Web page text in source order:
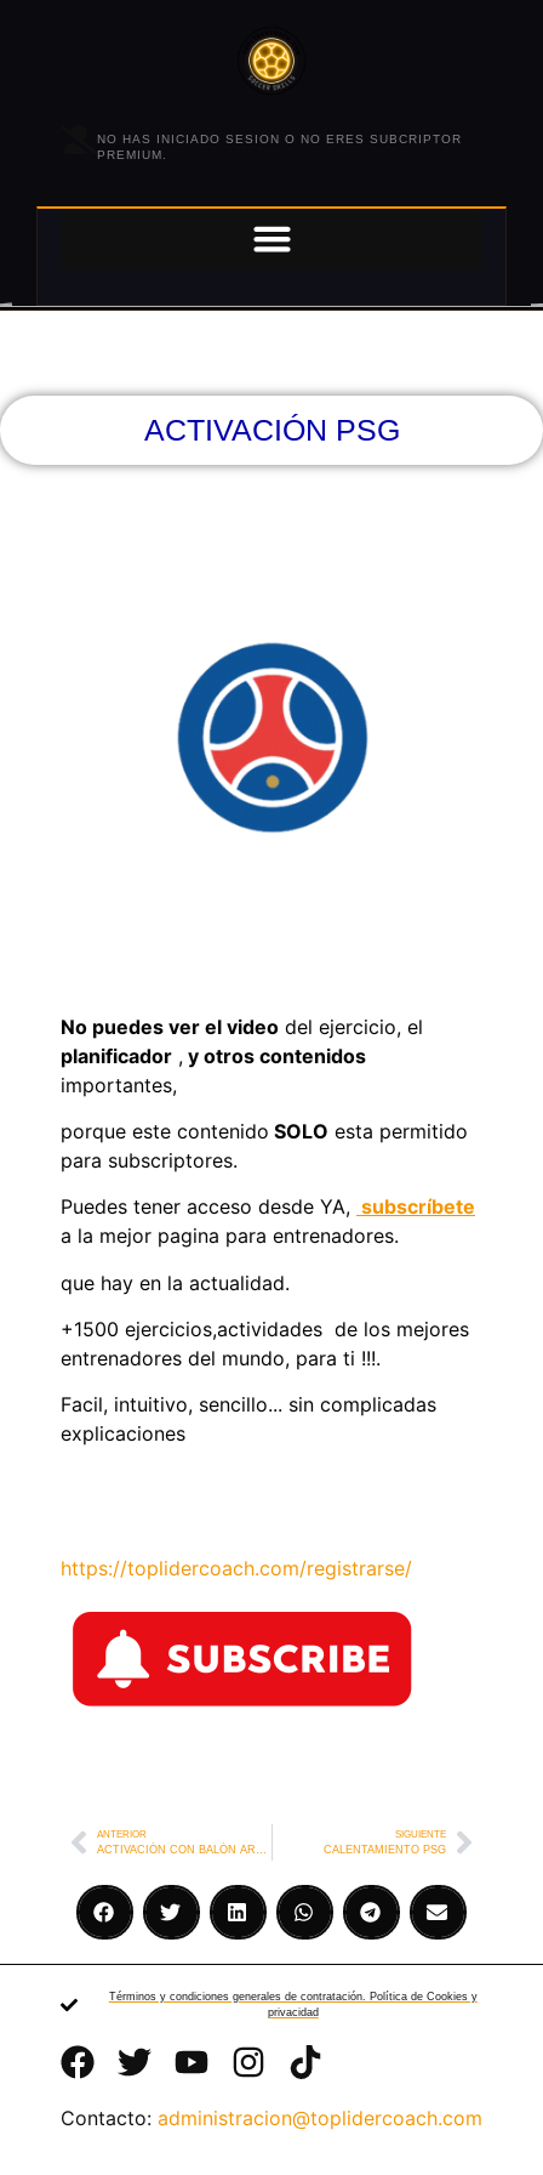
NO HAS INICIADO SESION O NO ERES SUBCRIPTOR
PREMIUM.
ACTIVACIÓN PSG
No puedes ver el video del ejercicio, el
planificador , y otros contenidos
importantes,
porque este contenido SOLO esta permitido
para subscriptores.
Puedes tener acceso desde YA, subscríbete
a la mejor pagina para entrenadores.
que hay en la actualidad.
+1500 ejercicios,actividades de los mejores
entrenadores del mundo, para ti !!!.
Facil, intuitivo, sencillo... sin complicadas
explicaciones
https://toplidercoach.com/registrarse/
ANTERIOR SIGUIENTE
CALENTAMIENTO PSG
Términos y condiciones generales de contratación. Política de Cookies y
privacidad
Contacto: administracion@toplidercoach.com